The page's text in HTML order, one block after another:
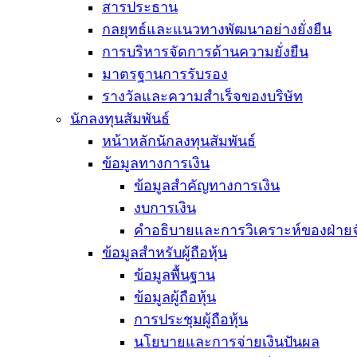
สารประธาน
กลยุทธ์และแนวทางพัฒนาอย่างยั่งยืน
การบริหารจัดการด้านความยั่งยืน
มาตรฐานการรับรอง
รางวัลและความสำเร็จของบริษัท
นักลงทุนสัมพันธ์
หน้าหลักนักลงทุนสัมพันธ์
ข้อมูลทางการเงิน
ข้อมูลสำคัญทางการเงิน
งบการเงิน
คำอธิบายและการวิเคราะห์ของฝ่าย
ข้อมูลสำหรับผู้ถือหุ้น
ข้อมูลพื้นฐาน
ข้อมูลผู้ถือหุ้น
การประชุมผู้ถือหุ้น
นโยบายและการจ่ายเงินปันผล